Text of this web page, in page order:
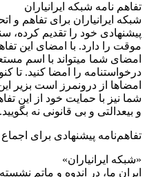
تفاهم نامه شبکه ایرانیاران
شبکه ایرانیاران برای تفاهم و
پیشنهادی خود را تقدیم کرده،
موقت را دارد. با امضای این
امضای شما میتواند با اسم
امضاها از درونمرز است بزیر
شما نیز با حمایت خود از این
و بیعدالتی و بی قانونی نه بگویید.
تفاهم‌نامه پیشنهادی برای
«شبکه ایرانیاران»
ایران ما، در اندوه و ماتم